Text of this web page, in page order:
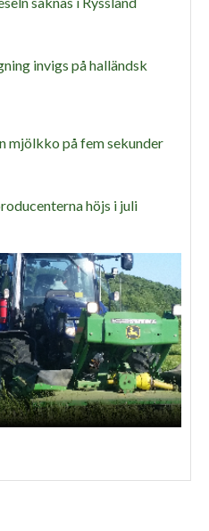
invigs på halländsk
mjölkko på fem sekunder
höjs i juli